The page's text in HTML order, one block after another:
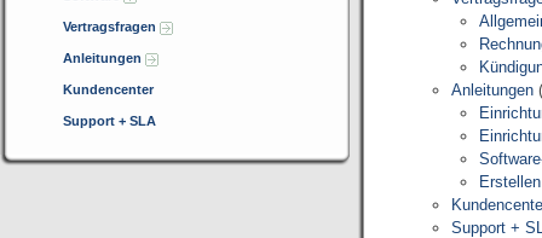
Vertragsfragen
Anleitungen
Kundencenter
Support + SLA
Anleitungen
Support +